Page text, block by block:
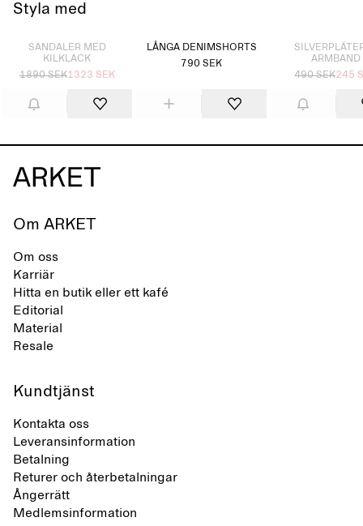
Styla med
Slutsåld
SANDALER MED
KILKLACK
1890 SEK1323 SEK
LÅNGA DENIMSHORTS
790 SEK
ARMBAND
490 SEK245
Om ARKET
Om oss
Karriär
Hitta en butik eller ett kafé
Editorial
Material
Resale
Kundtjänst
Kontakta oss
Leveransinformation
Betalning
Returer och återbetalningar
Ångerrätt
Medlemsinformation